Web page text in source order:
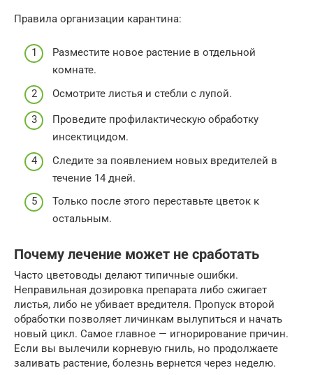
Правила организации карантина:
Разместите новое растение в отдельной
комнате.
Осмотрите листья и стебли с лупой.
Проведите профилактическую обработку
инсектицидом.
Следите за появлением новых вредителей в
течение 14 дней.
Только после этого переставьте цветок к
остальным.
Почему лечение может не сработать
Часто цветоводы делают типичные ошибки.
Неправильная дозировка препарата либо сжигает
листья, либо не убивает вредителя. Пропуск второй
обработки позволяет личинкам вылупиться и начать
новый цикл. Самое главное — игнорирование причин.
Если вы вылечили корневую гниль, но продолжаете
заливать растение, болезнь вернется через неделю.